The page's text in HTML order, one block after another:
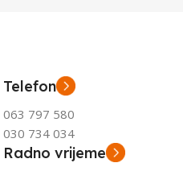
Telefon
063 797 580
030 734 034
Radno vrijeme